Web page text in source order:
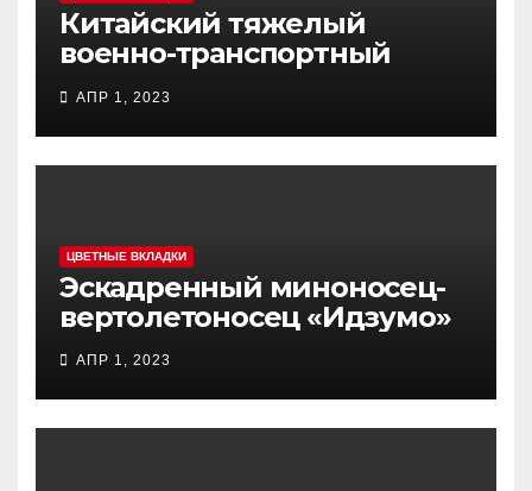
Китайский тяжелый
военно-транспортный
(«ЮНЬ-20») «Куньпин»
АПР 1, 2023
ЦВЕТНЫЕ ВКЛАДКИ
Эскадренный миноносец-
вертолетоносец «Идзумо»
АПР 1, 2023